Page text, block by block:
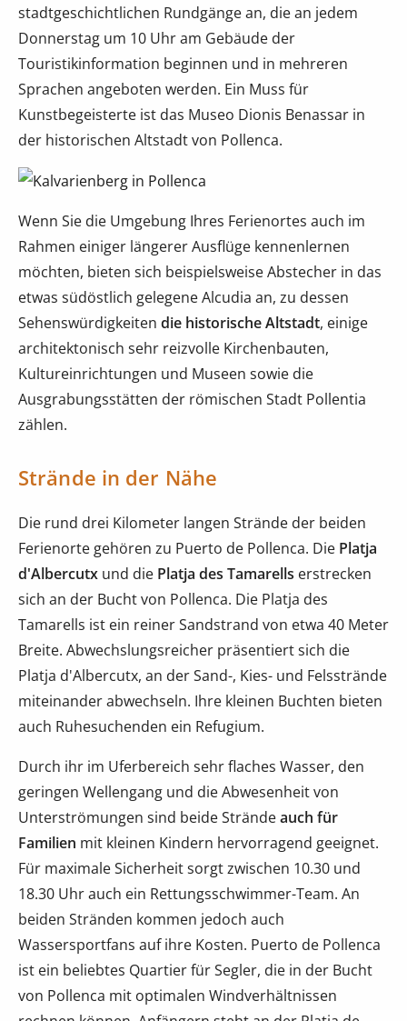
stadtgeschichtlichen Rundgänge an, die an jedem
Donnerstag um 10 Uhr am Gebäude der
Touristikinformation beginnen und in mehreren
Sprachen angeboten werden. Ein Muss für
Kunstbegeisterte ist das Museo Dionis Benassar in
der historischen Altstadt von Pollenca.
Wenn Sie die Umgebung Ihres Ferienortes auch im
Rahmen einiger längerer Ausflüge kennenlernen
möchten, bieten sich beispielsweise Abstecher in das
etwas südöstlich gelegene Alcudia an, zu dessen
Sehenswürdigkeiten die historische Altstadt, einige
architektonisch sehr reizvolle Kirchenbauten,
Kultureinrichtungen und Museen sowie die
Ausgrabungsstätten der römischen Stadt Pollentia
zählen.
Strände in der Nähe
Die rund drei Kilometer langen Strände der beiden
Ferienorte gehören zu Puerto de Pollenca. Die Platja
d'Albercutx und die Platja des Tamarells erstrecken
sich an der Bucht von Pollenca. Die Platja des
Tamarells ist ein reiner Sandstrand von etwa 40 Meter
Breite. Abwechslungsreicher präsentiert sich die
Platja d'Albercutx, an der Sand-, Kies- und Felsstrände
miteinander abwechseln. Ihre kleinen Buchten bieten
auch Ruhesuchenden ein Refugium.
Durch ihr im Uferbereich sehr flaches Wasser, den
geringen Wellengang und die Abwesenheit von
Unterströmungen sind beide Strändeauch für
Familien mit kleinen Kindern hervorragend geeignet.
Für maximale Sicherheit sorgt zwischen 10.30 und
18.30 Uhr auch ein Rettungsschwimmer-Team. An
beiden Stränden kommen jedoch auch
Wassersportfans auf ihre Kosten. Puerto de Pollenca
ist ein beliebtes Quartier für Segler, die in der Bucht
von Pollenca mit optimalen Windverhältnissen